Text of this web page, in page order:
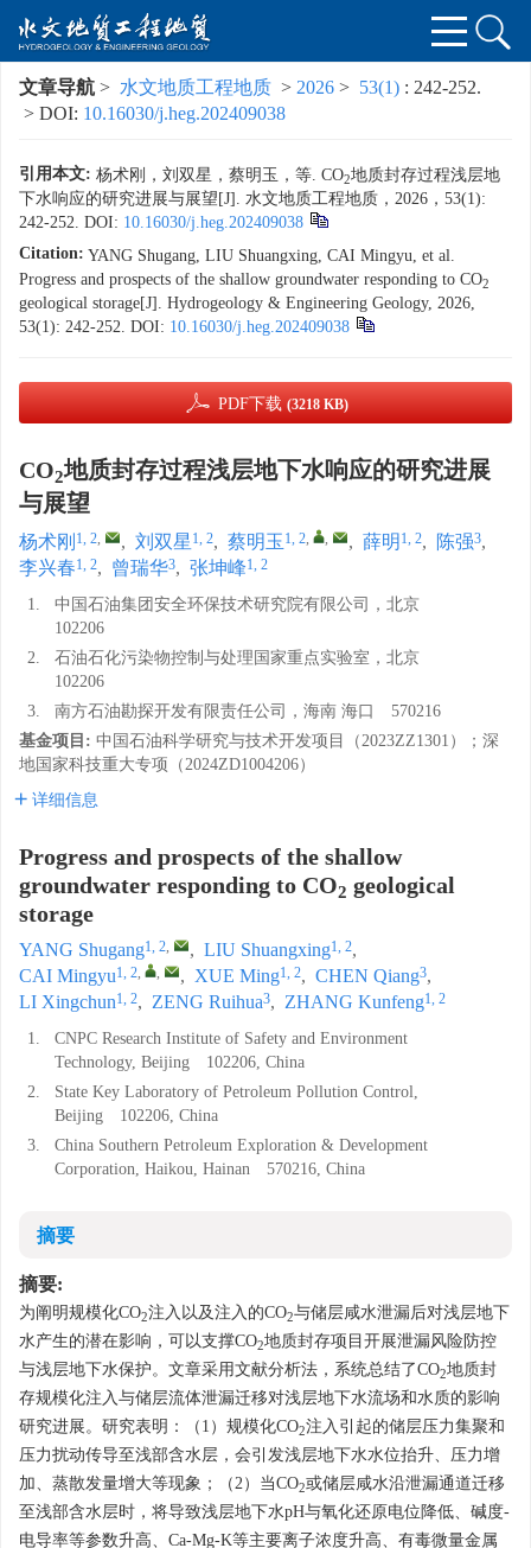
文章导航 > 水文地质工程地质 > 2026 > 53(1) : 242-252.
> DOI: 10.16030/j.heg.202409038
引用本文: 杨术刚，刘双星，蔡明玉，等. CO2地质封存过程浅层地
下水响应的研究进展与展望[J]. 水文地质工程地质，2026，53(1):
242-252. DOI: 10.16030/j.heg.202409038
Citation: YANG Shugang, LIU Shuangxing, CAI Mingyu, et al.
Progress and prospects of the shallow groundwater responding to CO2
geological storage[J]. Hydrogeology & Engineering Geology, 2026,
53(1): 242-252. DOI: 10.16030/j.heg.202409038
PDF下载 (3218 KB)
CO2地质封存过程浅层地下水响应的研究进展
与展望
杨术刚 1, 2, , 刘双星 1, 2, 蔡明玉 1, 2, , , 薛明 1, 2, 陈强3,
李兴春1, 2, 曾瑞华3, 张坤峰1, 2
1.
中国石油集团安全环保技术研究院有限公司，北京
102206
2.
石油石化污染物控制与处理国家重点实验室，北京
102206
3.
南方石油勘探开发有限责任公司，海南 海口 570216
基金项目: 中国石油科学研究与技术开发项目（2023ZZ1301）；深
地国家科技重大专项（2024ZD1004206）
详细信息
Progress and prospects of the shallow
groundwater responding to CO2 geological
storage
YANG Shugang1, 2, , LIU Shuangxing1, 2,
CAI Mingyu1, 2, , , XUE Ming1, 2, CHEN Qiang3,
LI Xingchun1, 2, ZENG Ruihua3, ZHANG Kunfeng1, 2
1.
CNPC Research Institute of Safety and Environment
Technology, Beijing 102206, China
2.
State Key Laboratory of Petroleum Pollution Control,
Beijing 102206, China
3.
China Southern Petroleum Exploration & Development
Corporation, Haikou, Hainan 570216, China
摘要
摘要:
为阐明规模化CO2注入以及注入的CO2与储层咸水泄漏后对浅层地下
水产生的潜在影响，可以支撑CO2地质封存项目开展泄漏风险防控
与浅层地下水保护。文章采用文献分析法，系统总结了CO2地质封
存规模化注入与储层流体泄漏迁移对浅层地下水流场和水质的影响
研究进展。研究表明：（1）规模化CO2注入引起的储层压力集聚和
压力扰动传导至浅部含水层，会引发浅层地下水水位抬升、压力增
加、蒸散发量增大等现象；（2）当CO2或储层咸水沿泄漏通道迁移
至浅部含水层时，将导致浅层地下水pH与氧化还原电位降低、碱度-
电导率等参数升高、Ca-Mg-K等主要离子浓度升高、有毒微量金属